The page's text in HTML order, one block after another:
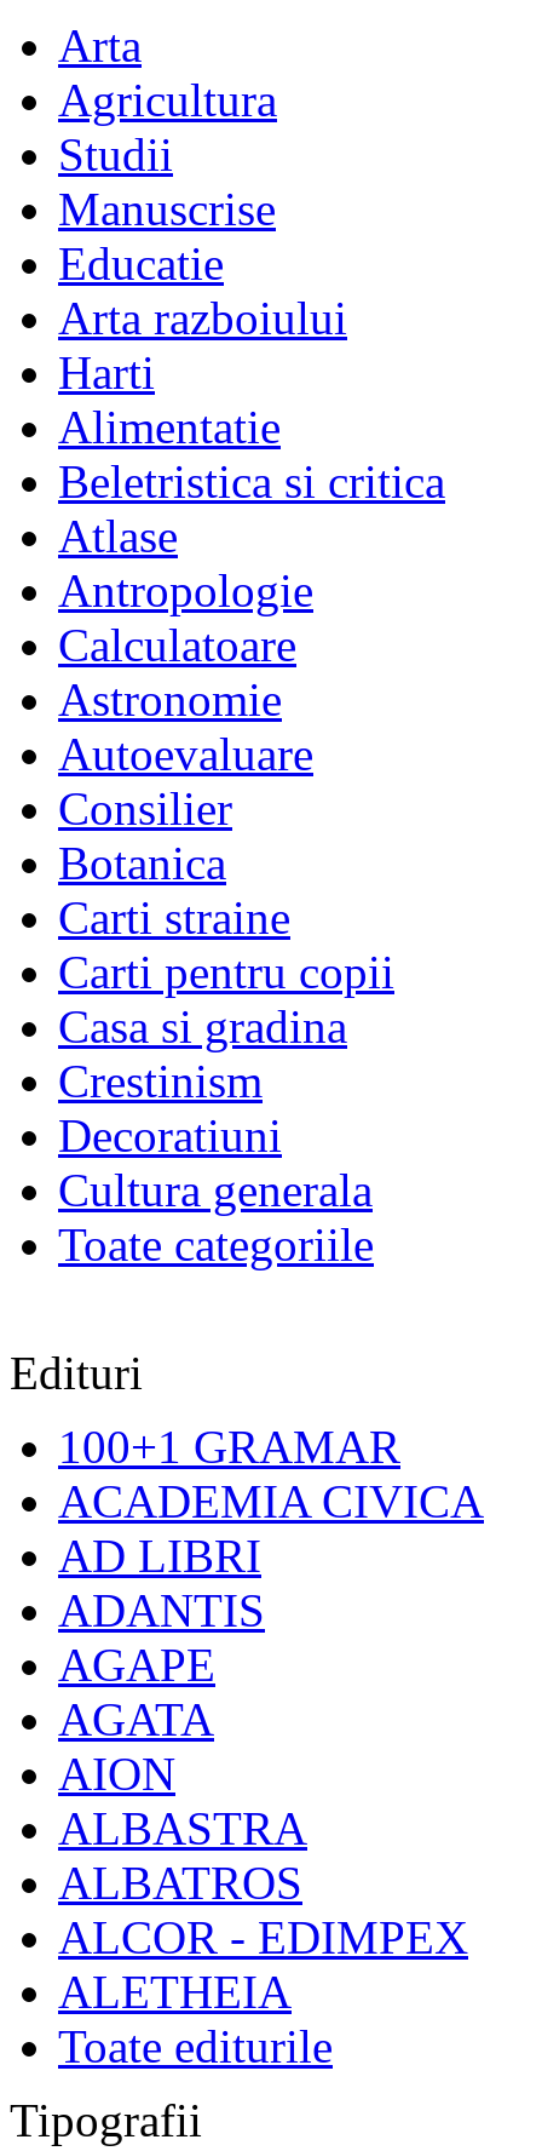
Arta
Agricultura
Studii
Manuscrise
Educatie
Arta razboiului
Harti
Alimentatie
Beletristica si critica
Atlase
Antropologie
Calculatoare
Astronomie
Autoevaluare
Consilier
Botanica
Carti straine
Carti pentru copii
Casa si gradina
Crestinism
Decoratiuni
Cultura generala
Toate categoriile
Edituri
100+1 GRAMAR
ACADEMIA CIVICA
AD LIBRI
ADANTIS
AGAPE
AGATA
AION
ALBASTRA
ALBATROS
ALCOR - EDIMPEX
ALETHEIA
Toate editurile
Tipografii